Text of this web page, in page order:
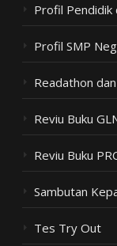
Profil Pendidik
Profil SMP
Readathon
Reviu Buku
Reviu Buku
Sambutan
Tes Try Out